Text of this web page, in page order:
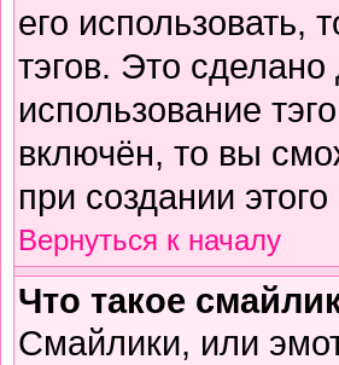
его использовать,
тэгов. Это сделано
использование
включён, то вы
при создании
Вернуться к началу
Что такое
Смайлики, или